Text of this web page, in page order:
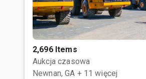
2,696 Items
Aukcja czasowa
Newnan, GA + 11 więcej